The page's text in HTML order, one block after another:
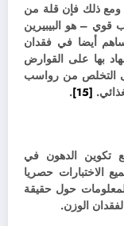
ومع ذلك فإن قلة من
قوي – هو البيبيرين
أيضا في فقدان
بها على القوارض
التخلص من رواسب
[15]
.
تكوين الدهون في
الاختبارات حصريا
حول حقيقة
الوزن.